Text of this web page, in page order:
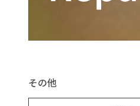
その他